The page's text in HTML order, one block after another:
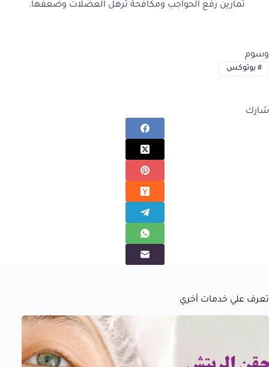
تمارين رفع الحواجب ومكافحة ترهل العضلات وضعفها.
وسوم
#بوتوكس
شارك
تعرف علي خدمات أخري